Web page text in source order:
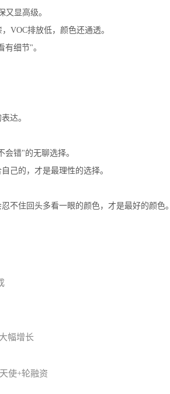
又显高级。
VOC排放低，颜色还通透。
有细节"。
达。
错"的无聊选择。
己的，才是最理性的选择。
不住回头多看一眼的颜色，才是最好的颜色。
幅增长
使+轮融资